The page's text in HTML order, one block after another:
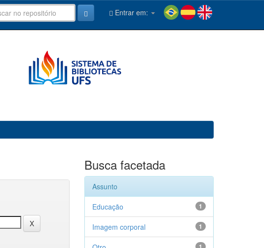
Entrar em:
Busca facetada
Assunto
1
Educação
1
Imagem corporal